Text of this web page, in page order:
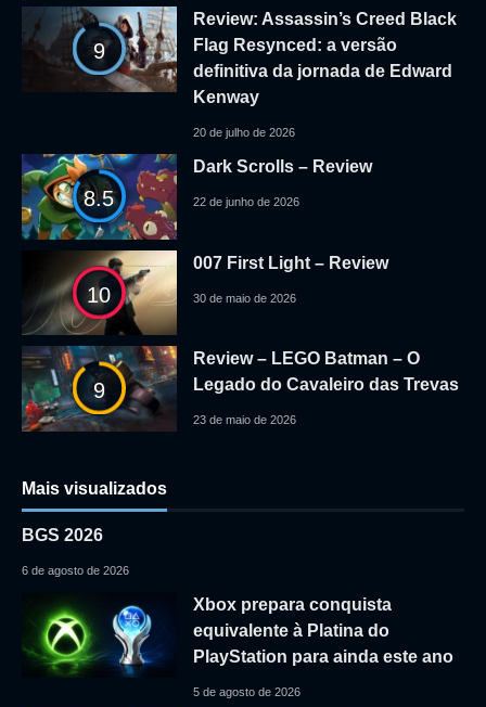
9
Review: Assassin’s Creed Black
Flag Resynced: a versão
definitiva da jornada de Edward
Kenway
20 de julho de 2026
8.5
Dark Scrolls – Review
22 de junho de 2026
10
007 First Light – Review
30 de maio de 2026
9
Review – LEGO Batman – O
Legado do Cavaleiro das Trevas
23 de maio de 2026
Mais visualizados
BGS 2026
6 de agosto de 2026
Xbox prepara conquista
equivalente à Platina do
PlayStation para ainda este ano
5 de agosto de 2026